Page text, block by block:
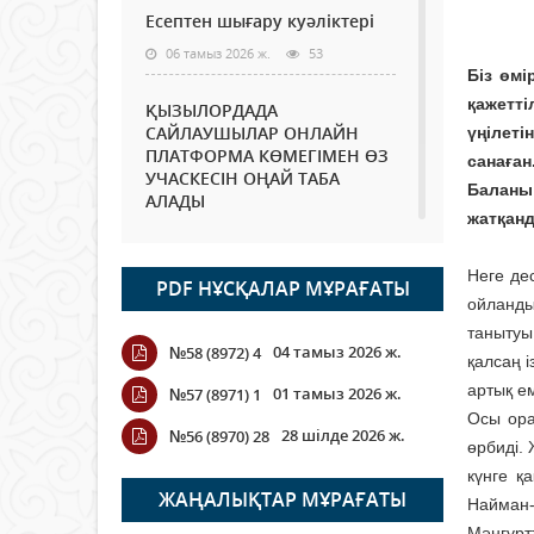
Есептен шығару куәліктері
06 тамыз 2026 ж. 53
ҚЫЗЫЛОРДАДА
САЙЛАУШЫЛАР ОНЛАЙН
ПЛАТФОРМА КӨМЕГІМЕН ӨЗ
УЧАСКЕСІН ОҢАЙ ТАБА
АЛАДЫ
Open Air: Қызылорда
облысы полиция
департаменті 20 мыңнан
астам көрерменнің
қауіпсіздігін қамтамасыз етті
ҚАЛАЙ ӨТЕДІ?
06 тамыз 2026 ж. 245
PDF НҰСҚАЛАР МҰРАҒАТЫ
№58 (8972) 4 04 тамыз 2026 ж.
№57 (8971) 1
01 тамыз 2026 ж.
№56 (8970) 28 28 шілде 2026 ж.
ЖАҢАЛЫҚТАР МҰРАҒАТЫ
Біз
Неге
қалсаң
артық
Осы
өрбиді.
күнге
Найман-